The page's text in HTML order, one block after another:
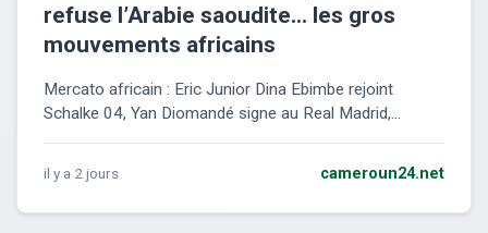
refuse l’Arabie saoudite… les gros
mouvements africains
Mercato africain : Eric Junior Dina Ebimbe rejoint
Schalke 04, Yan Diomandé signe au Real Madrid,...
il y a 2 jours cameroun24.net